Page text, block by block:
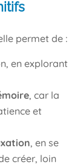
permet de :
en explorant
, car la
et
, en se
créer, loin